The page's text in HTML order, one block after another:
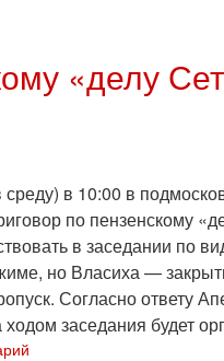
«делу
среду) в 10:00 в
по пензенскому
в заседании по
но Власиха —
Согласно ответу
ходом заседания будет